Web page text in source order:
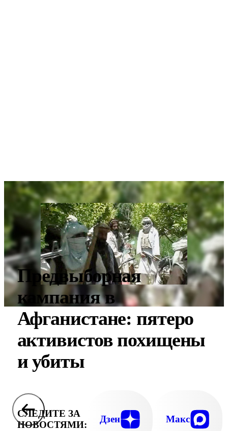
Предвыборная
кампания в
Афганистане: пятеро
активистов похищены
и убиты
СЛЕДИТЕ ЗА
НОВОСТЯМИ:
Дзен Макс